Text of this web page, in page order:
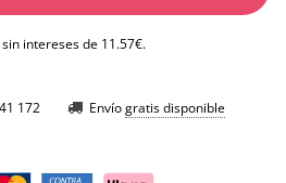
intereses de 11.57€.
172 Envíogratis disponible